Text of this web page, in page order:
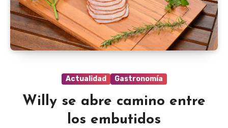
Actualidad Gastronomía
Willy se abre camino entre
los embutidos